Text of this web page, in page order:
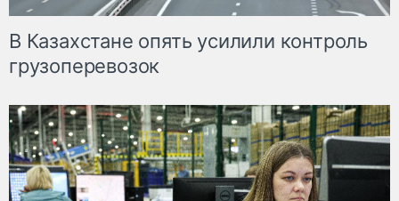
В Казахстане опять усилили контроль
грузоперевозок